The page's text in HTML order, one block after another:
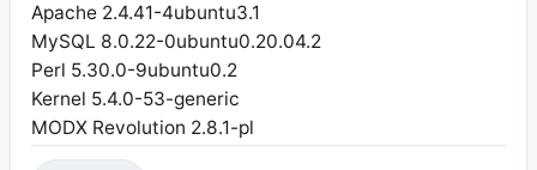
Apache 2.4.41-4ubuntu3.1
MySQL 8.0.22-0ubuntu0.20.04.2
Perl 5.30.0-9ubuntu0.2
Kernel 5.4.0-53-generic
MODX Revolution 2.8.1-pl